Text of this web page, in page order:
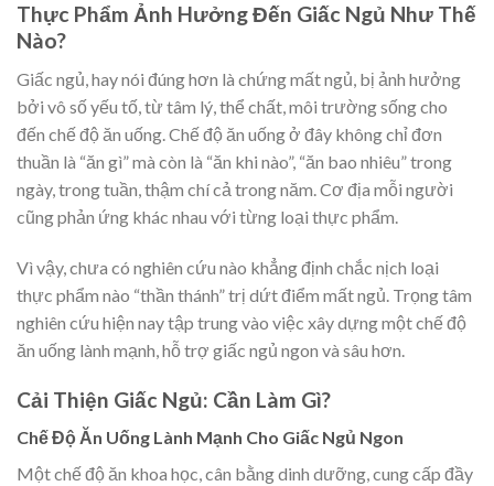
Thực Phẩm Ảnh Hưởng Đến Giấc Ngủ Như Thế
Nào?
Giấc ngủ, hay nói đúng hơn là chứng mất ngủ, bị ảnh hưởng
bởi vô số yếu tố, từ tâm lý, thể chất, môi trường sống cho
đến chế độ ăn uống. Chế độ ăn uống ở đây không chỉ đơn
thuần là “ăn gì” mà còn là “ăn khi nào”, “ăn bao nhiêu” trong
ngày, trong tuần, thậm chí cả trong năm. Cơ địa mỗi người
cũng phản ứng khác nhau với từng loại thực phẩm.
Vì vậy, chưa có nghiên cứu nào khẳng định chắc nịch loại
thực phẩm nào “thần thánh” trị dứt điểm mất ngủ. Trọng tâm
nghiên cứu hiện nay tập trung vào việc xây dựng một chế độ
ăn uống lành mạnh, hỗ trợ giấc ngủ ngon và sâu hơn.
Cải Thiện Giấc Ngủ: Cần Làm Gì?
Chế Độ Ăn Uống Lành Mạnh Cho Giấc Ngủ Ngon
Một chế độ ăn khoa học, cân bằng dinh dưỡng, cung cấp đầy